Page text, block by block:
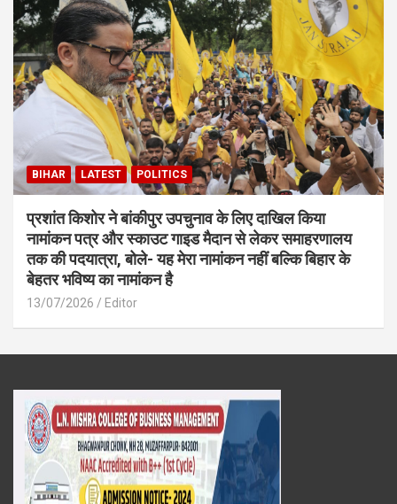
BIHAR LATEST POLITICS
प्रशांत किशोर ने बांकीपुर उपचुनाव के लिए दाखिल किया
नामांकन पत्र और स्काउट गाइड मैदान से लेकर समाहरणालय
तक की पदयात्रा, बोले- यह मेरा नामांकन नहीं बल्कि बिहार के
बेहतर भविष्य का नामांकन है
13/07/2026 Editor